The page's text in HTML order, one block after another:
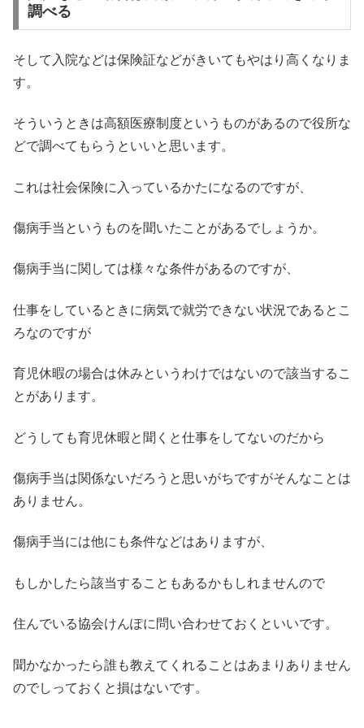
調べる
そして入院などは保険証などがきいてもやはり高くなりま
す。
そういうときは高額医療制度というものがあるので役所な
どで調べてもらうといいと思います。
これは社会保険に入っているかたになるのですが、
傷病手当というものを聞いたことがあるでしょうか。
傷病手当に関しては様々な条件があるのですが、
仕事をしているときに病気で就労できない状況であるとこ
ろなのですが
育児休暇の場合は休みというわけではないので該当するこ
とがあります。
どうしても育児休暇と聞くと仕事をしてないのだから
傷病手当は関係ないだろうと思いがちですがそんなことは
ありません。
傷病手当には他にも条件などはありますが、
もしかしたら該当することもあるかもしれませんので
住んでいる協会けんぽに問い合わせておくといいです。
聞かなかったら誰も教えてくれることはあまりありません
のでしっておくと損はないです。